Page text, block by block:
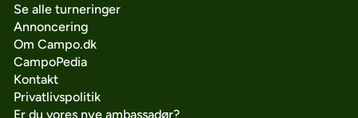
Se alle turneringer
Annoncering
Om Campo.dk
CampoPedia
Kontakt
Privatlivspolitik
Er du vores nye ambassadør?